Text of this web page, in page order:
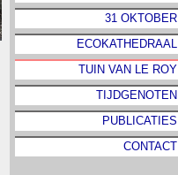
31 OKTOBER
ECOKATHEDRAAL
TUIN VAN LE ROY
TIJDGENOTEN
PUBLICATIES
CONTACT